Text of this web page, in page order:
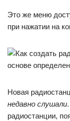
Это же меню
при нажатии на
Новая
недавно слушали
радиостанции,